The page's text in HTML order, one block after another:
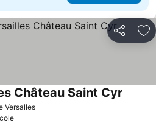
Compartir
Versalles
Château Saint Cyr